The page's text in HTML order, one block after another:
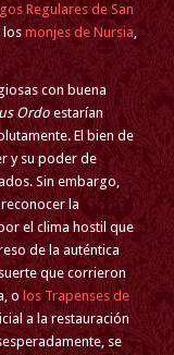
Regulares de San
losmonjes de Nursia,
con buena
Ordoestarían
El bien de
y su poder de
Sin embargo,
la
el clima hostil que
de la auténtica
que corrieron
o los Trapenses de
a la restauración
se